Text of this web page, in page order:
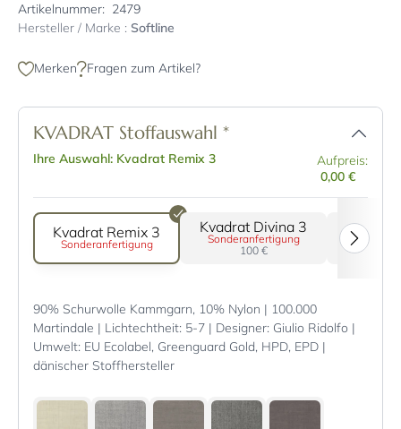
Artikelnummer: 2479
Hersteller / Marke : Softline
Merken Fragen zum Artikel?
KVADRAT Stoffauswahl *
Ihre Auswahl: Kvadrat Remix 3
Aufpreis:
0,00 €
Kvadrat Remix 3
Sonderanfertigung
Kvadrat Divina 3
Sonderanfertigung
100 €
90% Schurwolle Kammgarn, 10% Nylon | 100.000
Martindale | Lichtechtheit: 5-7 | Designer: Giulio Ridolfo |
Umwelt: EU Ecolabel, Greenguard Gold, HPD, EPD |
dänischer Stoffhersteller